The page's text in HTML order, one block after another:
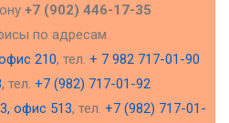
+7 (902) 446-17-35
по адресам
210, тел. + 7 982 717-01-90
, тел. +7 (982) 717-01-92
офис 513, тел. +7 (982) 717-01-